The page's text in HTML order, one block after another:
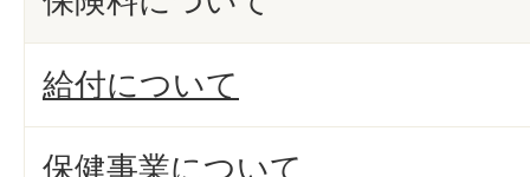
給付について
保健事業について